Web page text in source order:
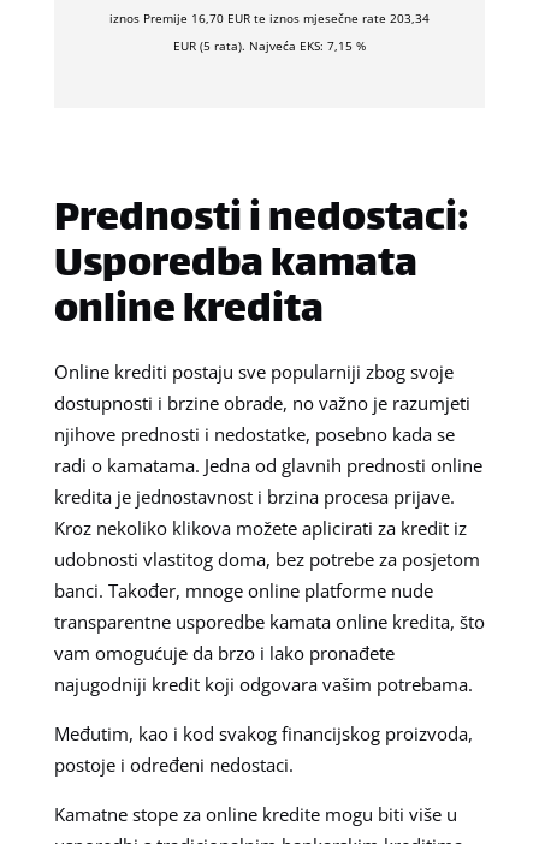
iznos Premije 16,70 EUR te iznos mjesečne rate 203,34
EUR (5 rata). Najveća EKS: 7,15 %
Prednosti i nedostaci:
Usporedba kamata
online kredita
Online krediti postaju sve popularniji zbog svoje
dostupnosti i brzine obrade, no važno je razumjeti
njihove prednosti i nedostatke, posebno kada se
radi o kamatama. Jedna od glavnih prednosti online
kredita je jednostavnost i brzina procesa prijave.
Kroz nekoliko klikova možete aplicirati za kredit iz
udobnosti vlastitog doma, bez potrebe za posjetom
banci. Također, mnoge online platforme nude
transparentne usporedbe kamata online kredita, što
vam omogućuje da brzo i lako pronađete
najugodniji kredit koji odgovara vašim potrebama.
Međutim, kao i kod svakog financijskog proizvoda,
postoje i određeni nedostaci.
Kamatne stope za online kredite mogu biti više u